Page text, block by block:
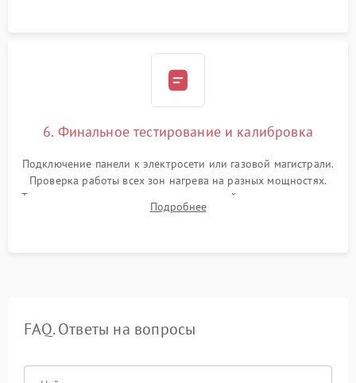
6. Финальное тестирование и калибровка
Подключение панели к электросети или газовой магистрали.
Проверка работы всех зон нагрева на разных мощностях.
Тестирование сенсорного управления, таймера, индикаторов
остаточного тепла и систем защиты от перегрева.
Подробнее
FAQ. Ответы на вопросы